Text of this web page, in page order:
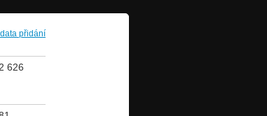
data přidání
2 626